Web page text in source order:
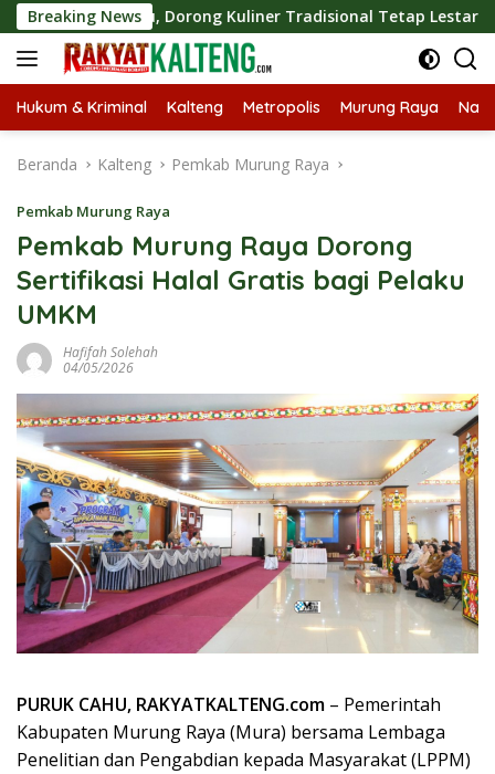
Langsung
ke
konten
Breaking News
Dulu, Dorong Kuliner Tradisional Tetap Lestari SMSI
Hukum & Kriminal Kalteng Metropolis Murung Raya
Beranda Kalteng Pemkab Murung Raya
Pemkab Murung Raya
Pemkab Murung Raya Dorong
Sertifikasi Halal Gratis bagi Pelaku
UMKM
Hafifah Solehah
04/05/2026
PURUK CAHU, RAKYATKALTENG.com – Pemerintah
Kabupaten Murung Raya (Mura) bersama Lembaga
Penelitian dan Pengabdian kepada Masyarakat (LPPM)